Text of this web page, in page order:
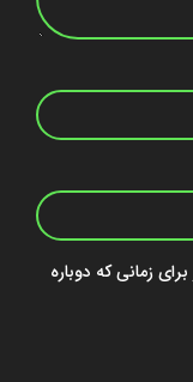
زمانی که دوباره